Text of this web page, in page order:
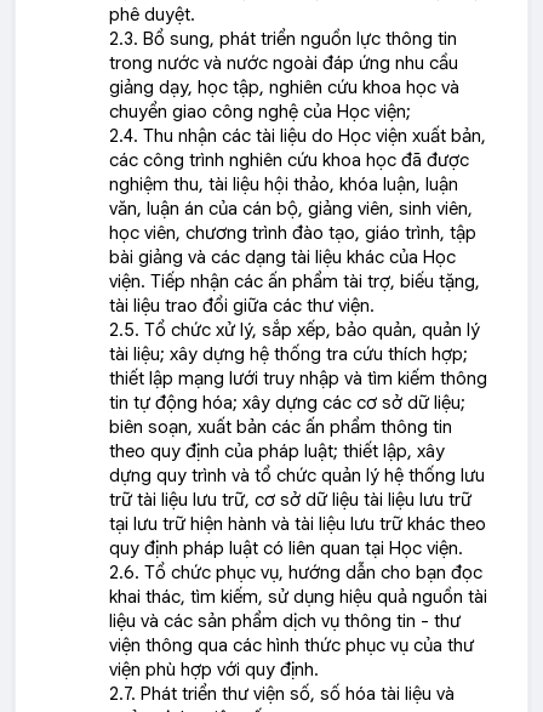
phê duyệt.
2.3. Bổ sung, phát triển nguồn lực thông tin
trong nước và nước ngoài đáp ứng nhu cầu
giảng dạy, học tập, nghiên cứu khoa học và
chuyển giao công nghệ của Học viện;
2.4. Thu nhận các tài liệu do Học viện xuất bản,
các công trình nghiên cứu khoa học đã được
nghiệm thu, tài liệu hội thảo, khóa luận, luận
văn, luận án của cán bộ, giảng viên, sinh viên,
học viên, chương trình đào tạo, giáo trình, tập
bài giảng và các dạng tài liệu khác của Học
viện. Tiếp nhận các ấn phẩm tài trợ, biếu tặng,
tài liệu trao đổi giữa các thư viện.
2.5. Tổ chức xử lý, sắp xếp, bảo quản, quản lý
tài liệu; xây dựng hệ thống tra cứu thích hợp;
thiết lập mạng lưới truy nhập và tìm kiếm thông
tin tự động hóa; xây dựng các cơ sở dữ liệu;
biên soạn, xuất bản các ấn phẩm thông tin
theo quy định của pháp luật; thiết lập, xây
dựng quy trình và tổ chức quản lý hệ thống lưu
trữ tài liệu lưu trữ, cơ sở dữ liệu tài liệu lưu trữ
tại lưu trữ hiện hành và tài liệu lưu trữ khác theo
quy định pháp luật có liên quan tại Học viện.
2.6. Tổ chức phục vụ, hướng dẫn cho bạn đọc
khai thác, tìm kiếm, sử dụng hiệu quả nguồn tài
liệu và các sản phẩm dịch vụ thông tin - thư
viện thông qua các hình thức phục vụ của thư
viện phù hợp với quy định.
2.7. Phát triển thư viện số, số hóa tài liệu và